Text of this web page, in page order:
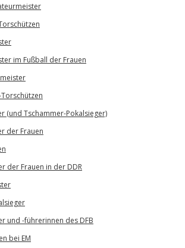
im Fußball der Frauen
(und Tschammer-Pokalsieger)
der Frauen
der Frauen in der DDR
und -führerinnen des DFB
bei EM